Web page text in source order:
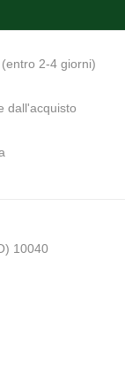
2-4 giorni)
dall'acquisto
10040